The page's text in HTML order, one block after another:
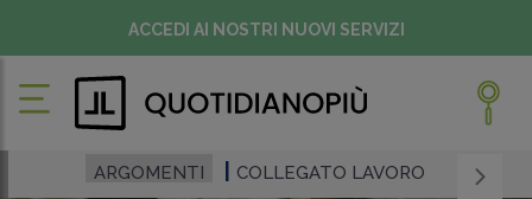
ACCEDI AI NOSTRI NUOVI SERVIZI
ARGOMENTI COLLEGATO LAVORO